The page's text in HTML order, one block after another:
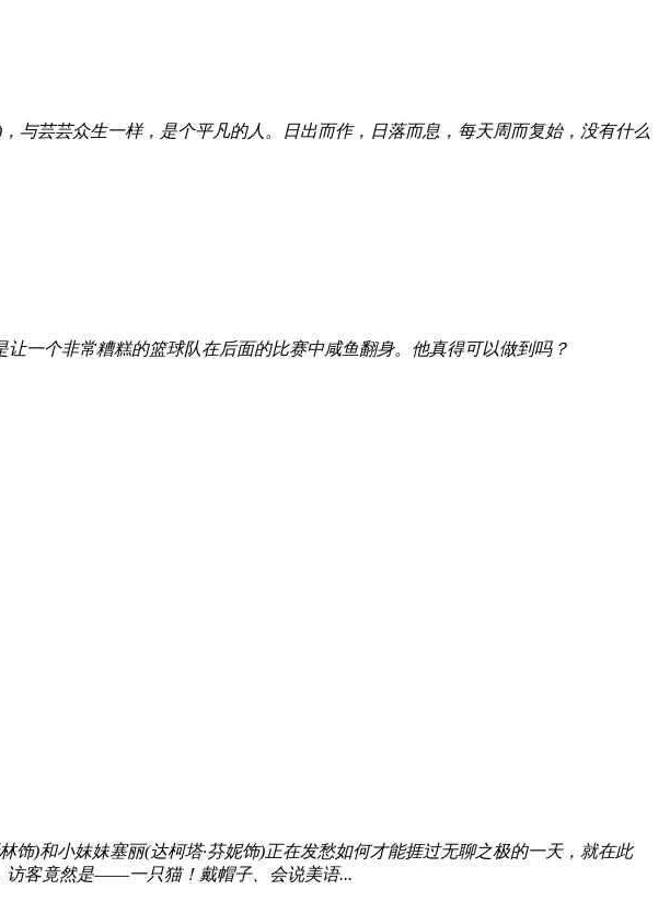
芸众生一样，是个平凡的人。日出而作，日落而息，每天周而复始，没有什么
一个非常糟糕的篮球队在后面的比赛中咸鱼翻身。他真得可以做到吗？
饰)和小妹妹塞丽(达柯塔·芬妮饰)正在发愁如何才能捱过无聊之极的一天，就在此
访客竟然是――一只猫！戴帽子、会说美语...